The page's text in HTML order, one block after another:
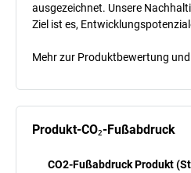
ausgezeichnet. Unsere
Ziel ist es,
Mehr zur Produktbewertung
Produkt-CO₂-Fußabdruck
CO2-Fußabdruck Produkt